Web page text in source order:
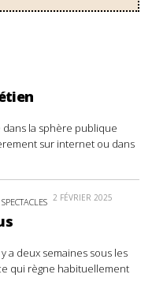
la sphère publique
sur internet ou dans
SPECTACLES 2 FÉVRIER 2025
a deux semaines sous les
qui règne habituellement